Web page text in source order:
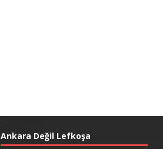
Ankara Değil Lefkoşa